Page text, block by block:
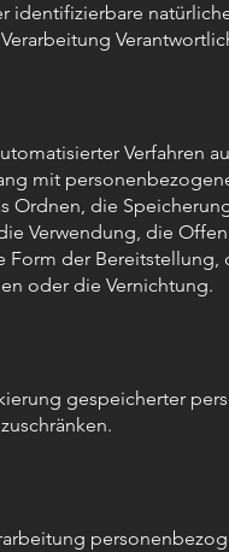
identifizierbare
Verfahren
mit
Ordnen, die
Verwendung, die
Form der
oder die Vernichtung.
gespeicherter